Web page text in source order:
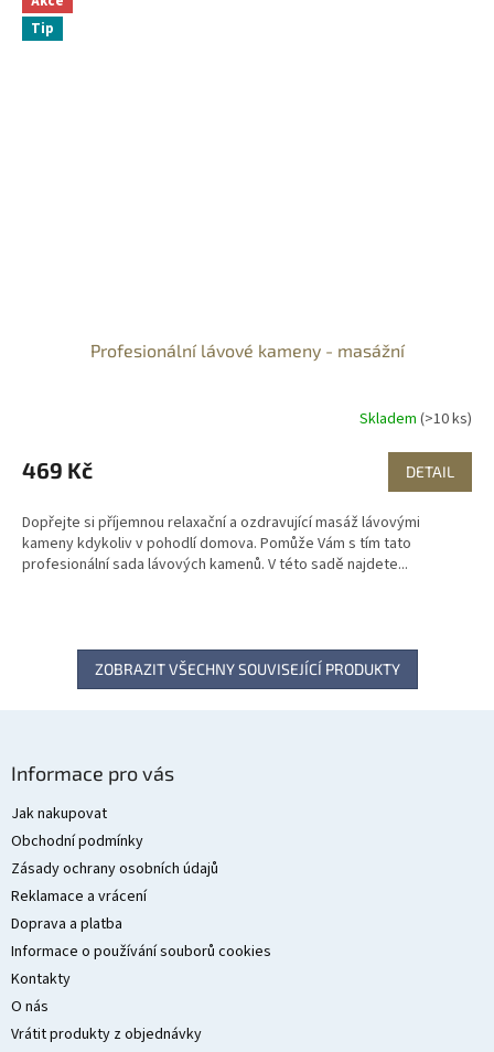
Tip
Profesionální lávové kameny - masážní
Skladem (>10 ks)
469 Kč DETAIL
Dopřejte si příjemnou relaxační a ozdravující masáž lávovými
kameny kdykoliv v pohodlí domova. Pomůže Vám s tím tato
profesionální sada lávových kamenů. V této sadě najdete...
ZOBRAZIT VŠECHNY SOUVISEJÍCÍ PRODUKTY
Informace pro vás
Jak nakupovat
Obchodní podmínky
Zásady ochrany osobních údajů
Reklamace a vrácení
Doprava a platba
Informace o používání souborů cookies
Kontakty
O nás
Vrátit produkty z objednávky